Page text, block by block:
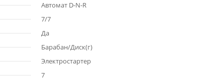
Автомат D-N-R
7/7
Да
Барабан/Диск(г)
Электростартер
7